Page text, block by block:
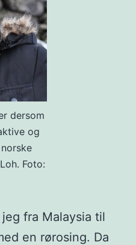
dersom
og
Foto:
fra Malaysia til
en rørosing. Da